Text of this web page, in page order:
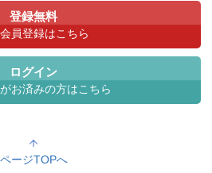
登録無料
員登録はこちら
ログイン
お済みの方はこちら
ページTOPへ